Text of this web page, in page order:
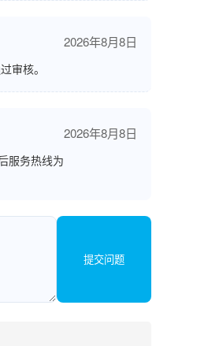
2026年8月8日
审核。
2026年8月8日
服务热线为
提交问题